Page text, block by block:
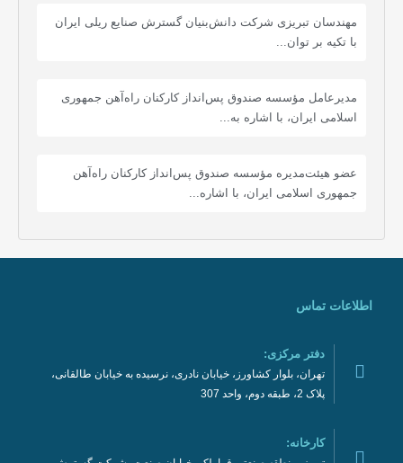
مهندسان تبریزی شرکت دانش‌بنیان گسترش صنایع ریلی ایران
با تکیه بر توان...
مدیرعامل مؤسسه صندوق پس‌انداز کارکنان راه‌آهن جمهوری
اسلامی ایران، با اشاره به...
عضو هیئت‌مدیره مؤسسه صندوق پس‌انداز کارکنان راه‌آهن
جمهوری اسلامی ایران، با اشاره...
اطلاعات تماس
دفتر مرکزی:
تهران، بلوار کشاورز، خیابان نادری، نرسیده به خیابان طالقانی،
پلاک 2، طبقه دوم، واحد 307
کارخانه: